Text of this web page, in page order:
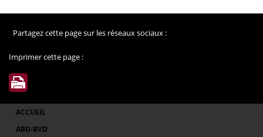
Partagez cette page sur les réseaux sociaux :
Imprimer cette page :
ACCUEIL
ABD-BVD